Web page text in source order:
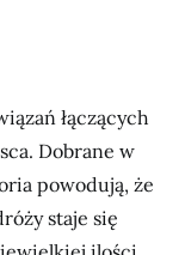
łączących
Dobrane w
powodują, że
staje się